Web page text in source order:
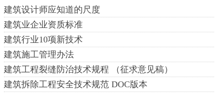
建筑设计师应知道的尺度
建筑业企业资质标准
建筑行业10项新技术
建筑施工管理办法
建筑工程裂缝防治技术规程 （征求意见稿）
建筑拆除工程安全技术规范 DOC版本